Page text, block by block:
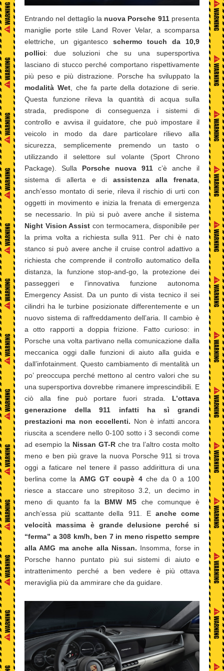
Entrando nel dettaglio la nuova Porsche 911presenta
maniglie porte stile Land Rover Velar, a scomparsa
elettriche, un gigantesco schermo touch da 10,9
pollici: due soluzioni che su una supersportiva
lasciano di stucco perché comportano rispettivamente
più peso e più distrazione. Porsche ha sviluppato la
modalità Wet, che fa parte della dotazione di serie.
Questa funzione rileva la quantità di acqua sulla
strada, predispone di conseguenza i sistemi di
controllo e avvisa il guidatore, che può impostare il
veicolo in modo da dare particolare rilievo alla
sicurezza, semplicemente premendo un tasto o
utilizzando il selettore sul volante (Sport Chrono
Package). Sulla Porsche nuova 911 c’è anche il
sistema di allerta e diassistenza alla frenata
anch’esso montato di serie, rileva il rischio di urti con
oggetti in movimento e inizia la frenata di emergenza
se necessario. In più si può avere anche il sistema
Night Vision Assist con termocamera, disponibile per
la prima volta a richiesta sulla 911. Per chi è nato
stanco si può avere anche il cruise control adattivo a
richiesta che comprende il controllo automatico della
distanza, la funzione stop-and-go, la protezione dei
passeggeri e l’innovativa funzione autonoma
Emergency Assist. Da un punto di vista tecnico il sei
cilindri ha le turbine posizionate differentemente e un
nuovo sistema di raffreddamento dell’aria. Il cambio è
a otto rapporti a doppia frizione. Fatto curioso: in
Porsche una volta partivano nella comunicazione dalla
meccanica oggi dalle funzioni di aiuto alla guida e
dall’infotainment. Questo cambiamento di mentalità un
po’ preoccupa perché mettono al centro valori che su
una supersportiva dovrebbe rimanere imprescindibili. E
ciò alla fine può portare fuori strada. L’ottava
generazione della 911 infatti ha sì grandi
prestazioni ma non eccellenti. Non è infatti ancora
riuscita a scendere nello 0-100 sotto i 3 secondi come
ad esempio la Nissan GT-R che tra l’altro costa molto
meno e ben più grave la nuova Porsche 911 si trova
oggi a faticare nel tenere il passo addirittura di una
berlina come laAMG GT coupè 4che da 0 a 100
riesce a staccare uno strepitoso 3.2, un decimo in
meno di quanto fa la BMW M5 che comunque è
anch’essa più scattante della 911. E anche come
velocità massima è grande delusione perché si
“ferma” a 308 km/h, ben 7 in meno rispetto sempre
alla AMG ma anche alla Nissan. Insomma, forse in
Porsche hanno puntato più sui sistemi di aiuto e
intrattenimento perché a ben vedere è più ottava
meraviglia più da ammirare che da guidare.